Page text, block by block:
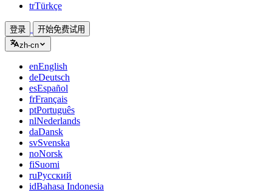
trTürkçe
登录
开始免费试用
zh-cn
enEnglish
deDeutsch
esEspañol
frFrançais
ptPortuguês
nlNederlands
daDansk
svSvenska
noNorsk
fiSuomi
ruРусский
idBahasa Indonesia